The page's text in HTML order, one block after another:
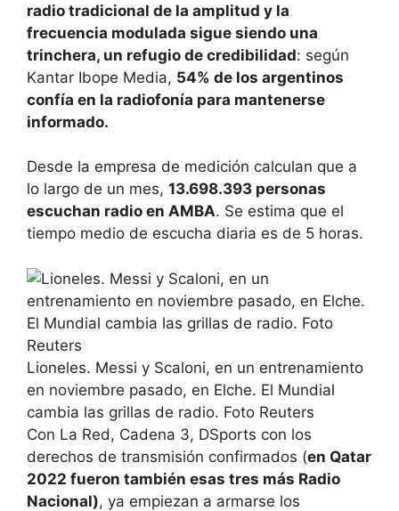
radio tradicional de la amplitud y la
frecuencia modulada sigue siendo una
trinchera, un refugio de credibilidad: según
Kantar Ibope Media, 54% de los argentinos
confía en la radiofonía para mantenerse
informado.
Desde la empresa de medición calculan que a
lo largo de un mes, 13.698.393 personas
escuchan radio en AMBA. Se estima que el
tiempo medio de escucha diaria es de 5 horas.
Lioneles. Messi y Scaloni, en un entrenamiento
en noviembre pasado, en Elche. El Mundial
cambia las grillas de radio. Foto Reuters
Con La Red, Cadena 3, DSports con los
derechos de transmisión confirmados (en Qatar
2022 fueron también esas tres más Radio
Nacional), ya empiezan a armarse los